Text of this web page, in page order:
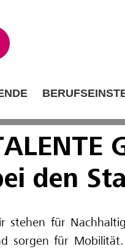
den
stehen für
sorgen für